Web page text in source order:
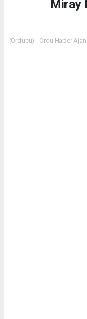
Miray
(Orducu) - Ordu Haber